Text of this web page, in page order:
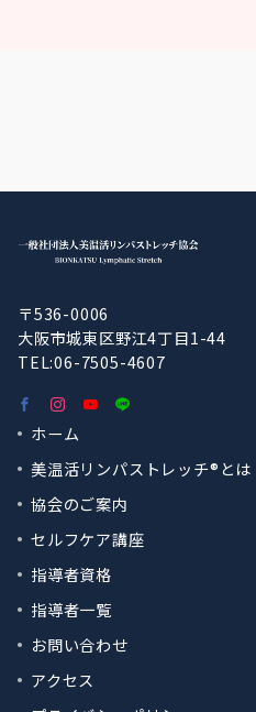
〒536-0006
大阪市城東区野江4丁目1-44
TEL:06-7505-4607
ホーム
美温活リンパストレッチ®︎とは
協会のご案内
セルフケア講座
指導者資格
指導者一覧
お問い合わせ
アクセス